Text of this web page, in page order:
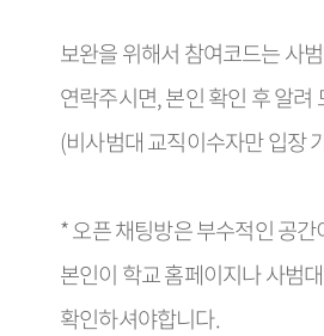
보완을 위해서 참여코드는 사
연락주시면, 본인 확인 후 알
(비사범대 교직이수자만 입장
* 오픈 채팅방은 부수적인 공
본인이 학교 홈페이지나 사범
확인하셔야합니다.